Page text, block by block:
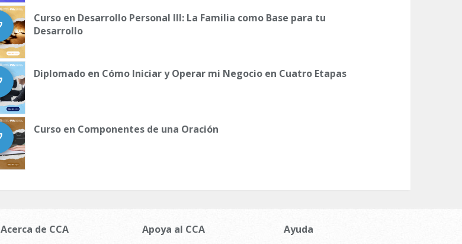
Curso en Desarrollo Personal III: La Familia como Base para tu
Desarrollo
Diplomado en Cómo Iniciar y Operar mi Negocio en Cuatro Etapas
Curso en Componentes de una Oración
Acerca de CCA Apoya al CCA Ayuda